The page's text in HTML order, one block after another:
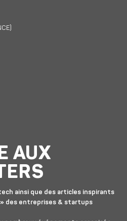
AUX
ainsi que des articles inspirants
des entreprises & startups